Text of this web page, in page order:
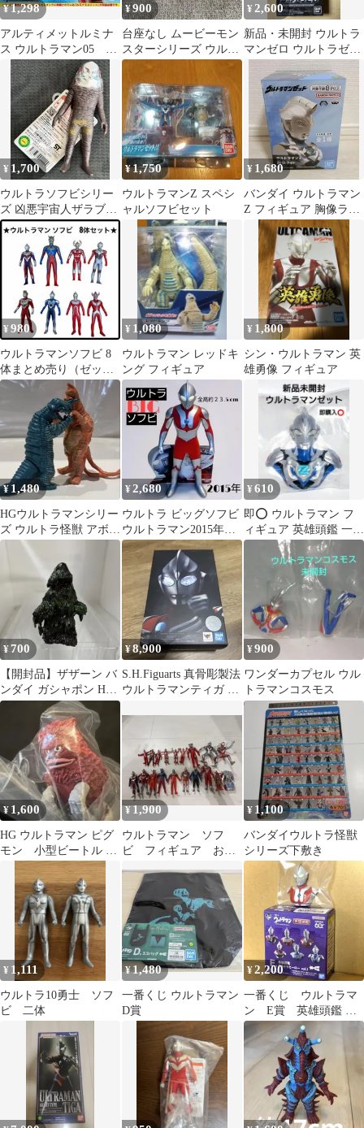
¥1,298
アルティメットルミナ
ス ウルトラマン05 ガ
スタンク＋ルミナスユ
ニット × 2
¥900
台座なし ムービーモン
スターシリーズ ウルト
ラマン(シン・ウルトラ
マン)飛行ve
¥ 2,600
新品・未開封 ウルトラ
マンゼロ ウルトラゼロ
ランスVer. メタリック
カラー
¥ 1,700
ウルトラソフビシリー
ズ 凶悪宇宙人ザラブ星
人⑤
¥1,750
ウルトラマンZ スペシ
ャルソフビセット
¥ 1,680
バンダイ ウルトラマン
Z フィギュア 胸像ライ
ト ルームライト LED
¥ 980
ウルトラマンソフビ 8
体まとめ売り（ゼッ
ト・トリガー・ゼロ・
セブン・タロウ 他）
¥ 1,080
ウルトラマン レッドキ
ング フィギュア
¥ 1,800
シン・ウルトラマン 英
雄勇像 フィギュア
¥ 1,480
HGウルトラマンシリー
ズ ウルトラ怪獣 アボラ
ス & バニラ
¥2,680
ウルトラ ビッグソフビ
ウルトラマン2015年製
約23.5cm
¥610
即⭕️ ウルトラマン フ
ィギュア 英雄頭鑑 一番
くじ ウルトラマンZ
¥ 700
【開封品】ザザーン バ
ンダイ ガシャポン HG
シリーズ ウルトラマン
¥8,900
S.H.Figuarts 真骨彫製法
ウルトラマンティガ パ
¥900
ワンダーカプセル ウル
トラマンコスモス
¥ 1,600
HG ウルトラマン ピグ
モン 小型ビートル ガ
シャポン フィギュア
袋未開封
¥1,900
ウルトラマン ソフ
ビ フィギュア おも
まとめ売り
¥ 1,100
バンダイウルトラ怪獣
シリーズ下敷き
¥ 1,111
ウルトラ10勇士 ソフ
ビ 二体
¥1,480
一番くじ ウルトラマン
D賞
¥2,200
一番くじ ウルトラマ
ン E賞 英雄頭鑑 ウ
ルトラヒーロー vol.1